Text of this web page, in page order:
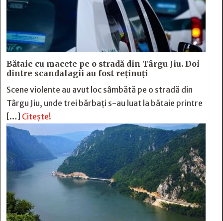
Bătaie cu macete pe o stradă din Târgu Jiu. Doi
dintre scandalagii au fost reținuți
Scene violente au avut loc sâmbătă pe o stradă din
Târgu Jiu, unde trei bărbați s-au luat la bătaie printre
[…] Citește!